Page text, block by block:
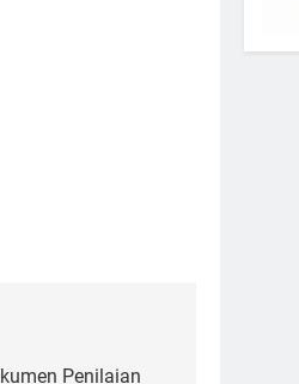
Penilaian